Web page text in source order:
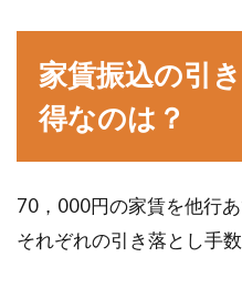
家賃振込の引
得なのは？
70，000円の家賃を他行
それぞれの引き落とし手